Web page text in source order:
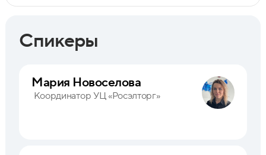
Спикеры
Мария Новоселова
Координатор УЦ «Росэлторг»